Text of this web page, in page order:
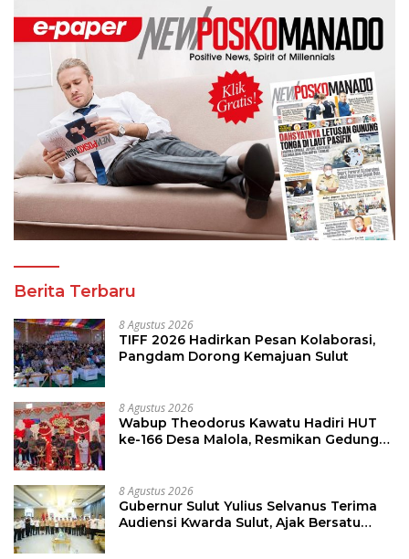
Berita Terbaru
8 Agustus 2026
TIFF 2026 Hadirkan Pesan Kolaborasi,
Pangdam Dorong Kemajuan Sulut
8 Agustus 2026
Wabup Theodorus Kawatu Hadiri HUT
ke-166 Desa Malola, Resmikan Gedung
8 Agustus 2026
Gubernur Sulut Yulius Selvanus Terima
Audiensi Kwarda Sulut, Ajak Bersatu